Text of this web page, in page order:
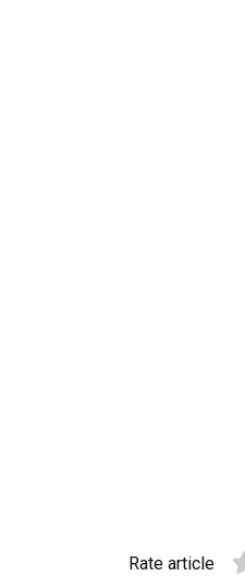
Rate article